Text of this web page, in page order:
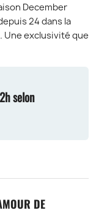
December
24 dans la
Une exclusivité que
selon
DE